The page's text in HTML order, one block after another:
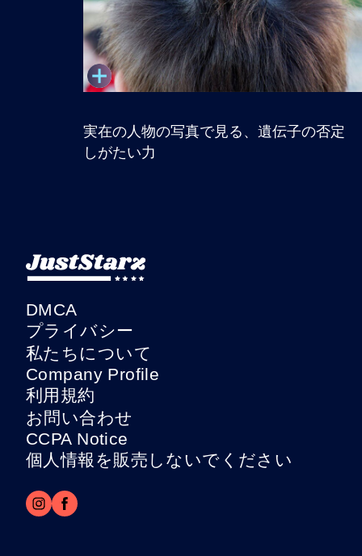
実在の人物の写真で見る、遺伝子の否定
しがたい力
DMCA
プライバシー
私たちについて
Company Profile
利用規約
お問い合わせ
CCPA Notice
個人情報を販売しないでください